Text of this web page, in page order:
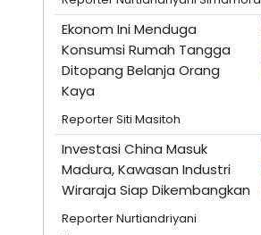
Ekonom Ini Menduga
Konsumsi Rumah Tangga
Ditopang Belanja Orang
Kaya
Reporter Siti Masitoh
Investasi China Masuk
Madura, Kawasan Industri
Wiraraja Siap Dikembangkan
Reporter Nurtiandriyani